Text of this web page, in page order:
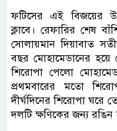
ফটিসের এই বিজয়ের
ক্লাবে। রেফারির শেষ
সোলায়মান দিয়াবাত
বছর মোহামেডানের হয়ে
শিরোপা পেলো
প্রথমবারের মতো
দীর্ঘদিনের শিরোপা ঘরে
দলটি ক্ষণিকের জন্য